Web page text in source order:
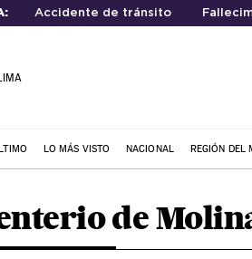
Accidente de tránsito
LO MÁS VISTO NACIONAL REGIÓN DEL
de